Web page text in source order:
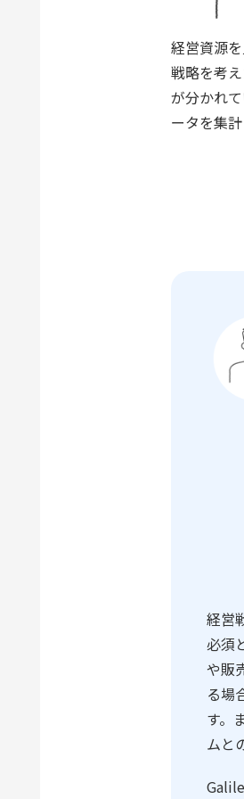
経営資源
戦略を考
が分かれ
ータを集
経営
必須
や販
る場
す。
ムと